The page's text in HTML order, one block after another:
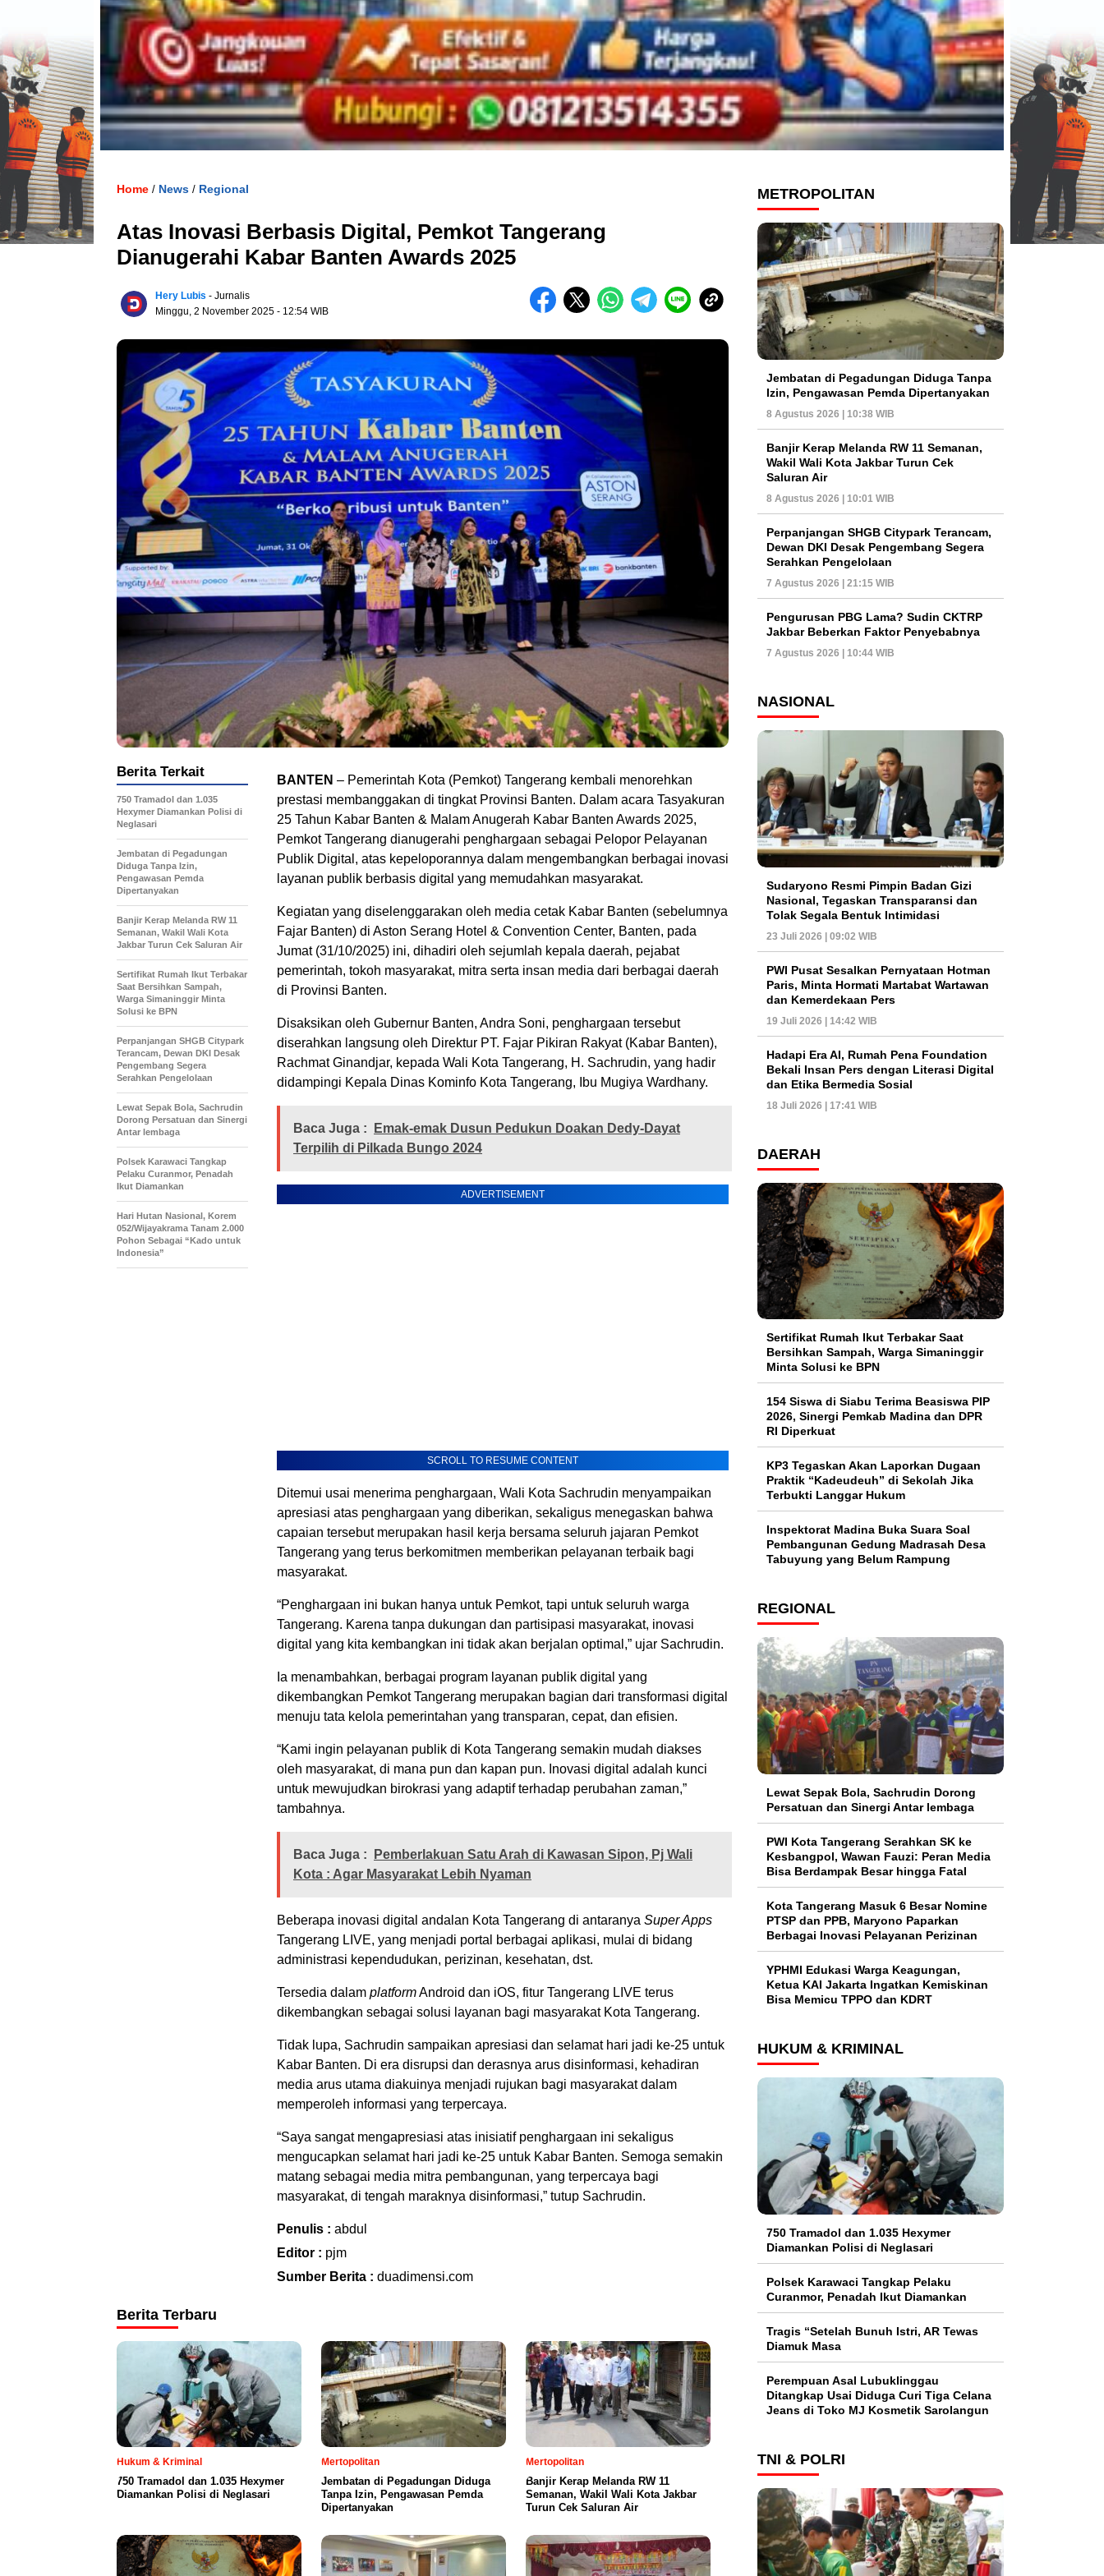
Home / News / Regional
Atas Inovasi Berbasis Digital, Pemkot Tangerang
Dianugerahi Kabar Banten Awards 2025
Hery Lubis - Jurnalis
Minggu, 2 November 2025 - 12:54 WIB
BANTEN – Pemerintah Kota (Pemkot) Tangerang kembali menorehkan
prestasi membanggakan di tingkat Provinsi Banten. Dalam acara Tasyakuran
25 Tahun Kabar Banten & Malam Anugerah Kabar Banten Awards 2025,
Pemkot Tangerang dianugerahi penghargaan sebagai Pelopor Pelayanan
Publik Digital, atas kepeloporannya dalam mengembangkan berbagai inovasi
layanan publik berbasis digital yang memudahkan masyarakat.
Kegiatan yang diselenggarakan oleh media cetak Kabar Banten (sebelumnya
Fajar Banten) di Aston Serang Hotel & Convention Center, Banten, pada
Jumat (31/10/2025) ini, dihadiri oleh sejumlah kepala daerah, pejabat
pemerintah, tokoh masyarakat, mitra serta insan media dari berbagai daerah
di Provinsi Banten.
Disaksikan oleh Gubernur Banten, Andra Soni, penghargaan tersebut
diserahkan langsung oleh Direktur PT. Fajar Pikiran Rakyat (Kabar Banten),
Rachmat Ginandjar, kepada Wali Kota Tangerang, H. Sachrudin, yang hadir
didampingi Kepala Dinas Kominfo Kota Tangerang, Ibu Mugiya Wardhany.
Baca Juga :
Emak-emak Dusun Pedukun Doakan Dedy-Dayat
Terpilih di Pilkada Bungo 2024
ADVERTISEMENT
SCROLL TO RESUME CONTENT
Ditemui usai menerima penghargaan, Wali Kota Sachrudin menyampaikan
apresiasi atas penghargaan yang diberikan, sekaligus menegaskan bahwa
capaian tersebut merupakan hasil kerja bersama seluruh jajaran Pemkot
Tangerang yang terus berkomitmen memberikan pelayanan terbaik bagi
masyarakat.
“Penghargaan ini bukan hanya untuk Pemkot, tapi untuk seluruh warga
Tangerang. Karena tanpa dukungan dan partisipasi masyarakat, inovasi
digital yang kita kembangkan ini tidak akan berjalan optimal,” ujar Sachrudin.
Ia menambahkan, berbagai program layanan publik digital yang
dikembangkan Pemkot Tangerang merupakan bagian dari transformasi digital
menuju tata kelola pemerintahan yang transparan, cepat, dan efisien.
“Kami ingin pelayanan publik di Kota Tangerang semakin mudah diakses
oleh masyarakat, di mana pun dan kapan pun. Inovasi digital adalah kunci
untuk mewujudkan birokrasi yang adaptif terhadap perubahan zaman,”
tambahnya.
Baca Juga :
Pemberlakuan Satu Arah di Kawasan Sipon, Pj Wali
Kota : Agar Masyarakat Lebih Nyaman
Beberapa inovasi digital andalan Kota Tangerang di antaranya Super Apps
Tangerang LIVE, yang menjadi portal berbagai aplikasi, mulai di bidang
administrasi kependudukan, perizinan, kesehatan, dst.
Tersedia dalam platformAndroid dan iOS, fitur Tangerang LIVE terus
dikembangkan sebagai solusi layanan bagi masyarakat Kota Tangerang.
Tidak lupa, Sachrudin sampaikan apresiasi dan selamat hari jadi ke-25 untuk
Kabar Banten. Di era disrupsi dan derasnya arus disinformasi, kehadiran
media arus utama diakuinya menjadi rujukan bagi masyarakat dalam
memperoleh informasi yang terpercaya.
“Saya sangat mengapresiasi atas inisiatif penghargaan ini sekaligus
mengucapkan selamat hari jadi ke-25 untuk Kabar Banten. Semoga semakin
matang sebagai media mitra pembangunan, yang terpercaya bagi
masyarakat, di tengah maraknya disinformasi,” tutup Sachrudin.
Penulis : abdul
Editor : pjm
Sumber Berita : duadimensi.com
Berita Terkait
750 Tramadol dan 1.035
Hexymer Diamankan Polisi di
Neglasari
Jembatan di Pegadungan
Diduga Tanpa Izin,
Pengawasan Pemda
Dipertanyakan
Banjir Kerap Melanda RW 11
Semanan, Wakil Wali Kota
Jakbar Turun Cek Saluran Air
Sertifikat Rumah Ikut Terbakar
Saat Bersihkan Sampah,
Warga Simaninggir Minta
Solusi ke BPN
Perpanjangan SHGB Citypark
Terancam, Dewan DKI Desak
Pengembang Segera
Serahkan Pengelolaan
Lewat Sepak Bola, Sachrudin
Dorong Persatuan dan Sinergi
Antar lembaga
Polsek Karawaci Tangkap
Pelaku Curanmor, Penadah
Ikut Diamankan
Hari Hutan Nasional, Korem
052/Wijayakrama Tanam 2.000
Pohon Sebagai “Kado untuk
Indonesia”
Berita Terbaru
Hukum & Kriminal
750 Tramadol dan 1.035 Hexymer
Diamankan Polisi di Neglasari
Mertopolitan
Jembatan di Pegadungan Diduga
Tanpa Izin, Pengawasan Pemda
Dipertanyakan
Mertopolitan
Banjir Kerap Melanda RW 11
Semanan, Wakil Wali Kota Jakbar
Turun Cek Saluran Air
METROPOLITAN
Jembatan di Pegadungan Diduga Tanpa
Izin, Pengawasan Pemda Dipertanyakan
8 Agustus 2026 | 10:38 WIB
Banjir Kerap Melanda RW 11 Semanan,
Wakil Wali Kota Jakbar Turun Cek
Saluran Air
8 Agustus 2026 | 10:01 WIB
Perpanjangan SHGB Citypark Terancam,
Dewan DKI Desak Pengembang Segera
Serahkan Pengelolaan
7 Agustus 2026 | 21:15 WIB
Pengurusan PBG Lama? Sudin CKTRP
Jakbar Beberkan Faktor Penyebabnya
7 Agustus 2026 | 10:44 WIB
NASIONAL
Sudaryono Resmi Pimpin Badan Gizi
Nasional, Tegaskan Transparansi dan
Tolak Segala Bentuk Intimidasi
23 Juli 2026 | 09:02 WIB
PWI Pusat Sesalkan Pernyataan Hotman
Paris, Minta Hormati Martabat Wartawan
dan Kemerdekaan Pers
19 Juli 2026 | 14:42 WIB
Hadapi Era AI, Rumah Pena Foundation
Bekali Insan Pers dengan Literasi Digital
dan Etika Bermedia Sosial
18 Juli 2026 | 17:41 WIB
DAERAH
Sertifikat Rumah Ikut Terbakar Saat
Bersihkan Sampah, Warga Simaninggir
Minta Solusi ke BPN
154 Siswa di Siabu Terima Beasiswa PIP
2026, Sinergi Pemkab Madina dan DPR
RI Diperkuat
KP3 Tegaskan Akan Laporkan Dugaan
Praktik “Kadeudeuh” di Sekolah Jika
Terbukti Langgar Hukum
Inspektorat Madina Buka Suara Soal
Pembangunan Gedung Madrasah Desa
Tabuyung yang Belum Rampung
REGIONAL
Lewat Sepak Bola, Sachrudin Dorong
Persatuan dan Sinergi Antar lembaga
PWI Kota Tangerang Serahkan SK ke
Kesbangpol, Wawan Fauzi: Peran Media
Bisa Berdampak Besar hingga Fatal
Kota Tangerang Masuk 6 Besar Nomine
PTSP dan PPB, Maryono Paparkan
Berbagai Inovasi Pelayanan Perizinan
YPHMI Edukasi Warga Keagungan,
Ketua KAI Jakarta Ingatkan Kemiskinan
Bisa Memicu TPPO dan KDRT
HUKUM & KRIMINAL
750 Tramadol dan 1.035 Hexymer
Diamankan Polisi di Neglasari
Polsek Karawaci Tangkap Pelaku
Curanmor, Penadah Ikut Diamankan
Tragis “Setelah Bunuh Istri, AR Tewas
Diamuk Masa
Perempuan Asal Lubuklinggau
Ditangkap Usai Diduga Curi Tiga Celana
Jeans di Toko MJ Kosmetik Sarolangun
TNI & POLRI